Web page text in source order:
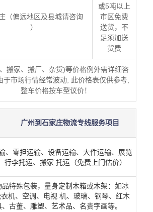
（偏远地区及县城请咨询
）
或5吨以上
市区免费
送货，不
足须加送
货费
搬家、搬厂、杂货)等价格例外需详细咨
于市场行情经常波动, 此价格表仅供参考,
整车价格按车型议价！
广州到石家庄物流专线服务项目
、零担运输、设备运输、大件运输、展览
行李托运、搬家 托运（免费上门估价）
品特殊包装，量身定制木箱或木架：如冰
机、空调、电视 机、玻璃、钢琴、红木
、古董、雕塑、艺术品、名贵字画等。